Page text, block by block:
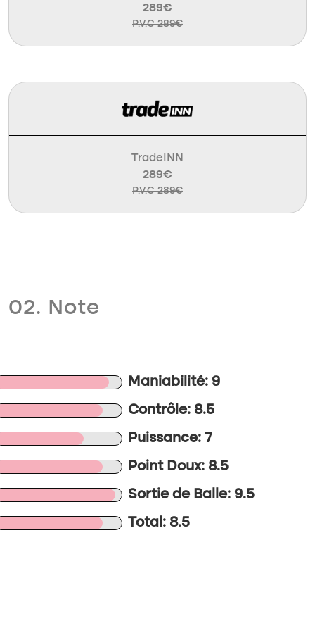
289€
P.V.C 289€
TradeINN
289€
P.V.C 289€
02. Note
Maniabilité: 9
Contrôle: 8.5
Puissance: 7
Point Doux: 8.5
Sortie de Balle: 9.5
Total: 8.5